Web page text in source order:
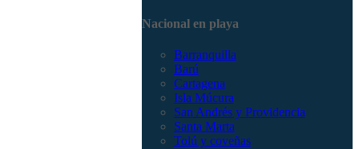
Nacional en playa
Barranquilla
Barú
Cartagena
Isla Múcura
San Andrés y Providencia
Santa Marta
Tolú y coveñas